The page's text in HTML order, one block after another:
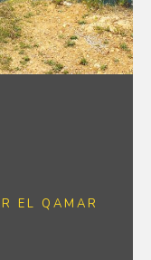
EL QAMAR